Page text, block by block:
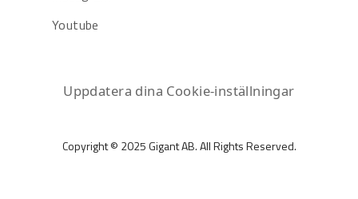
Youtube
Uppdatera dina Cookie-inställningar
Copyright © 2025 Gigant AB. All Rights Reserved.